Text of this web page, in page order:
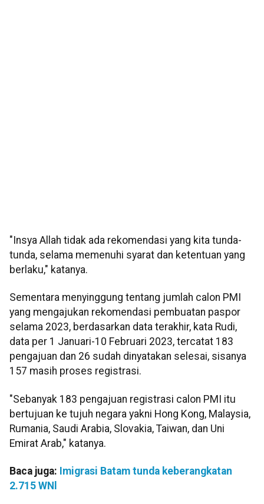
"Insya Allah tidak ada rekomendasi yang kita tunda-
tunda, selama memenuhi syarat dan ketentuan yang
berlaku," katanya.
Sementara menyinggung tentang jumlah calon PMI
yang mengajukan rekomendasi pembuatan paspor
selama 2023, berdasarkan data terakhir, kata Rudi,
data per 1 Januari-10 Februari 2023, tercatat 183
pengajuan dan 26 sudah dinyatakan selesai, sisanya
157 masih proses registrasi.
"Sebanyak 183 pengajuan registrasi calon PMI itu
bertujuan ke tujuh negara yakni Hong Kong, Malaysia,
Rumania, Saudi Arabia, Slovakia, Taiwan, dan Uni
Emirat Arab," katanya.
Baca juga: Imigrasi Batam tunda keberangkatan
2.715 WNl